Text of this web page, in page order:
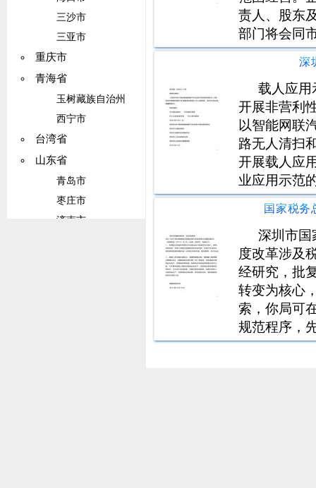
三沙市
三亚市
重庆市
青海省
玉树藏族自治州
西宁市
台湾省
山东省
青岛市
枣庄市
济南市
责人、股东
部门将会同
息。三、切
规定及行业
为，依法与
深
载人应用
开展非营利
以智能网联
路无人清扫
开展载人应
业应用示范
意见》中测
求。应用示
材料向联席
请，
深圳市国
度改革涉及
经研究，批
转变为核心
索，你局可
规范程序，
记时，要根